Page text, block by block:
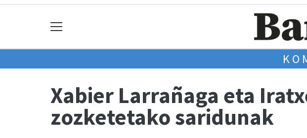
Xabier Larrañaga eta
zozketetako saridunak